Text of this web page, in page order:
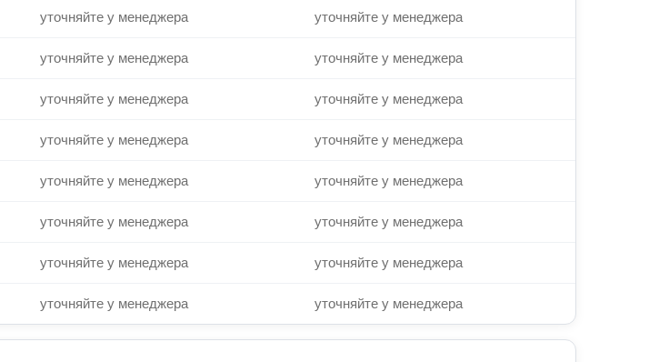
уточняйте у менеджера уточняйте у менеджера
уточняйте у менеджера уточняйте у менеджера
уточняйте у менеджера уточняйте у менеджера
уточняйте у менеджера уточняйте у менеджера
уточняйте у менеджера уточняйте у менеджера
уточняйте у менеджера уточняйте у менеджера
уточняйте у менеджера уточняйте у менеджера
уточняйте у менеджера уточняйте у менеджера